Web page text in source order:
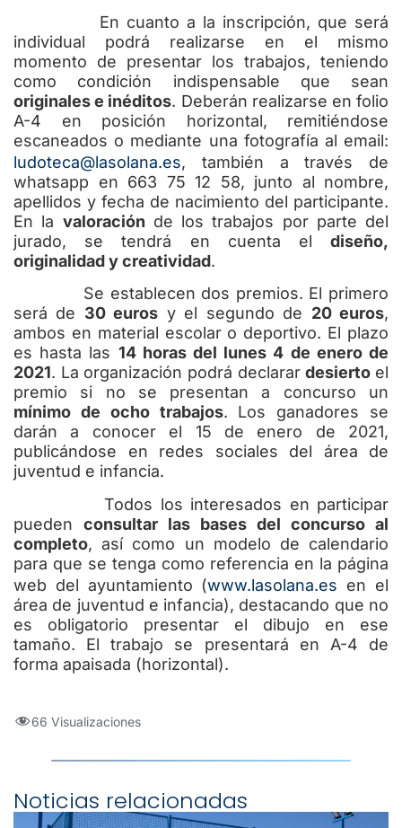
En cuanto a la inscripción, que será
individual podrá realizarse en el mismo
momento de presentar los trabajos, teniendo
como condición indispensable que sean
originales e inéditos. Deberán realizarse en folio
A-4 en posición horizontal, remitiéndose
escaneados o mediante una fotografía al email:
ludoteca@lasolana.es, también a través de
whatsapp en 663 75 12 58, junto al nombre,
apellidos y fecha de nacimiento del participante.
En la valoración de los trabajos por parte del
jurado, se tendrá en cuenta el diseño,
originalidad y creatividad.
Se establecen dos premios. El primero
será de 30 euros y el segundo de 20 euros,
ambos en material escolar o deportivo. El plazo
es hasta las 14 horas del lunes 4 de enero de
2021. La organización podrá declarardesierto el
premio si no se presentan a concurso un
mínimo de ocho trabajos. Los ganadores se
darán a conocer el 15 de enero de 2021,
publicándose en redes sociales del área de
juventud e infancia.
Todos los interesados en participar
pueden consultar las bases del concurso al
completo, así como un modelo de calendario
para que se tenga como referencia en la página
web del ayuntamiento (www.lasolana.es en el
área de juventud e infancia), destacando que no
es obligatorio presentar el dibujo en ese
tamaño. El trabajo se presentará en A-4 de
forma apaisada (horizontal).
66 Visualizaciones
Noticias relacionadas